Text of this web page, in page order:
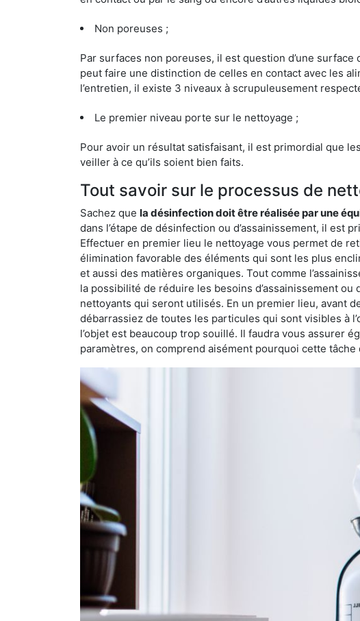
Non poreuses ;
Par surfaces non poreuses, il est question d’une
peut faire une distinction de celles en contact avec les
l’entretien, il existe 3 niveaux à scrupuleusement
Le premier niveau porte sur le nettoyage ;
Pour avoir un résultat satisfaisant, il est primordial que
veiller à ce qu’ils soient bien faits.
Tout savoir sur le processus de
Sachez que la désinfection doit être réalisée par une
dans l’étape de désinfection ou d’assainissement, il est
Effectuer en premier lieu le nettoyage vous permet de
élimination favorable des éléments qui sont les plus
et aussi des matières organiques. Tout comme
la possibilité de réduire les besoins d’assainissement
nettoyants qui seront utilisés. En un premier lieu, avant
débarrassiez de toutes les particules qui sont visibles à
l’objet est beaucoup trop souillé. Il faudra vous assurer
paramètres, on comprend aisément pourquoi cette